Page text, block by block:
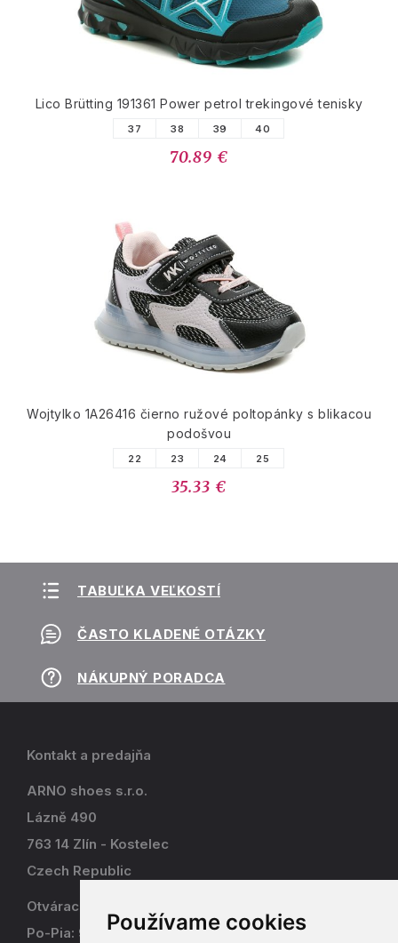
Používame cookies
Lico Brütting 191361 Power petrol trekingové tenisky
37 38 39 40
70.89 €
Wojtylko 1A26416 čierno ružové poltopánky s blikacou
podošvou
22 23 24 25
35.33 €
TABUĽKA VEĽKOSTÍ
ČASTO KLADENÉ OTÁZKY
NÁKUPNÝ PORADCA
Kontakt a predajňa
ARNO shoes s.r.o.
Lázně 490
763 14 Zlín - Kostelec
Czech Republic
Otváracia doba
Po-Pia: 9-17